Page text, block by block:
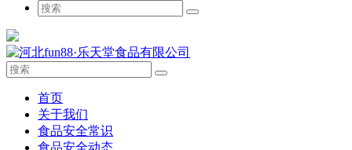
首页
关于我们
食品安全常识
食品安全动态